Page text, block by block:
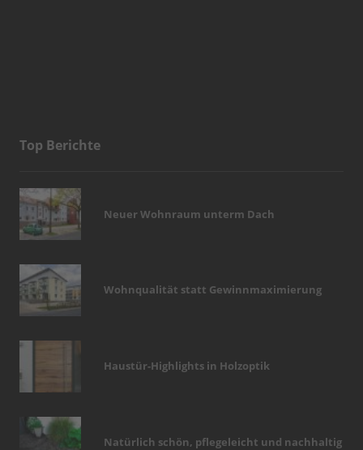
Top Berichte
Neuer Wohnraum unterm Dach
Wohnqualität statt Gewinnmaximierung
Haustür-Highlights in Holzoptik
Natürlich schön, pflegeleicht und nachhaltig